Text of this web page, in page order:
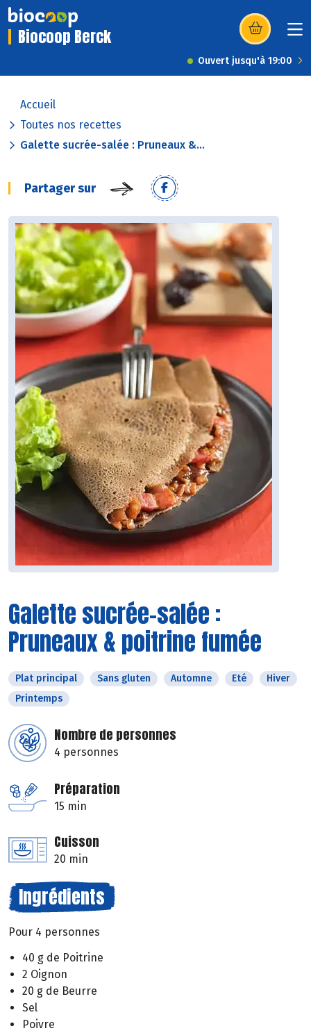
Biocoop Berck (s’ouvre dans
Ouvert jusqu'à 19:00
Accueil
Toutes nos recettes
Galette sucrée-salée : Pruneaux &...
Partager sur
Galette sucrée-salée :
Pruneaux & poitrine fumée
Plat principal Sans gluten Automne Eté
Hiver
Printemps
Nombre de personnes
4 personnes
Préparation
15 min
Cuisson
20 min
Ingrédients
Pour 4 personnes
40 g de Poitrine
2 Oignon
20 g de Beurre
Sel
Poivre